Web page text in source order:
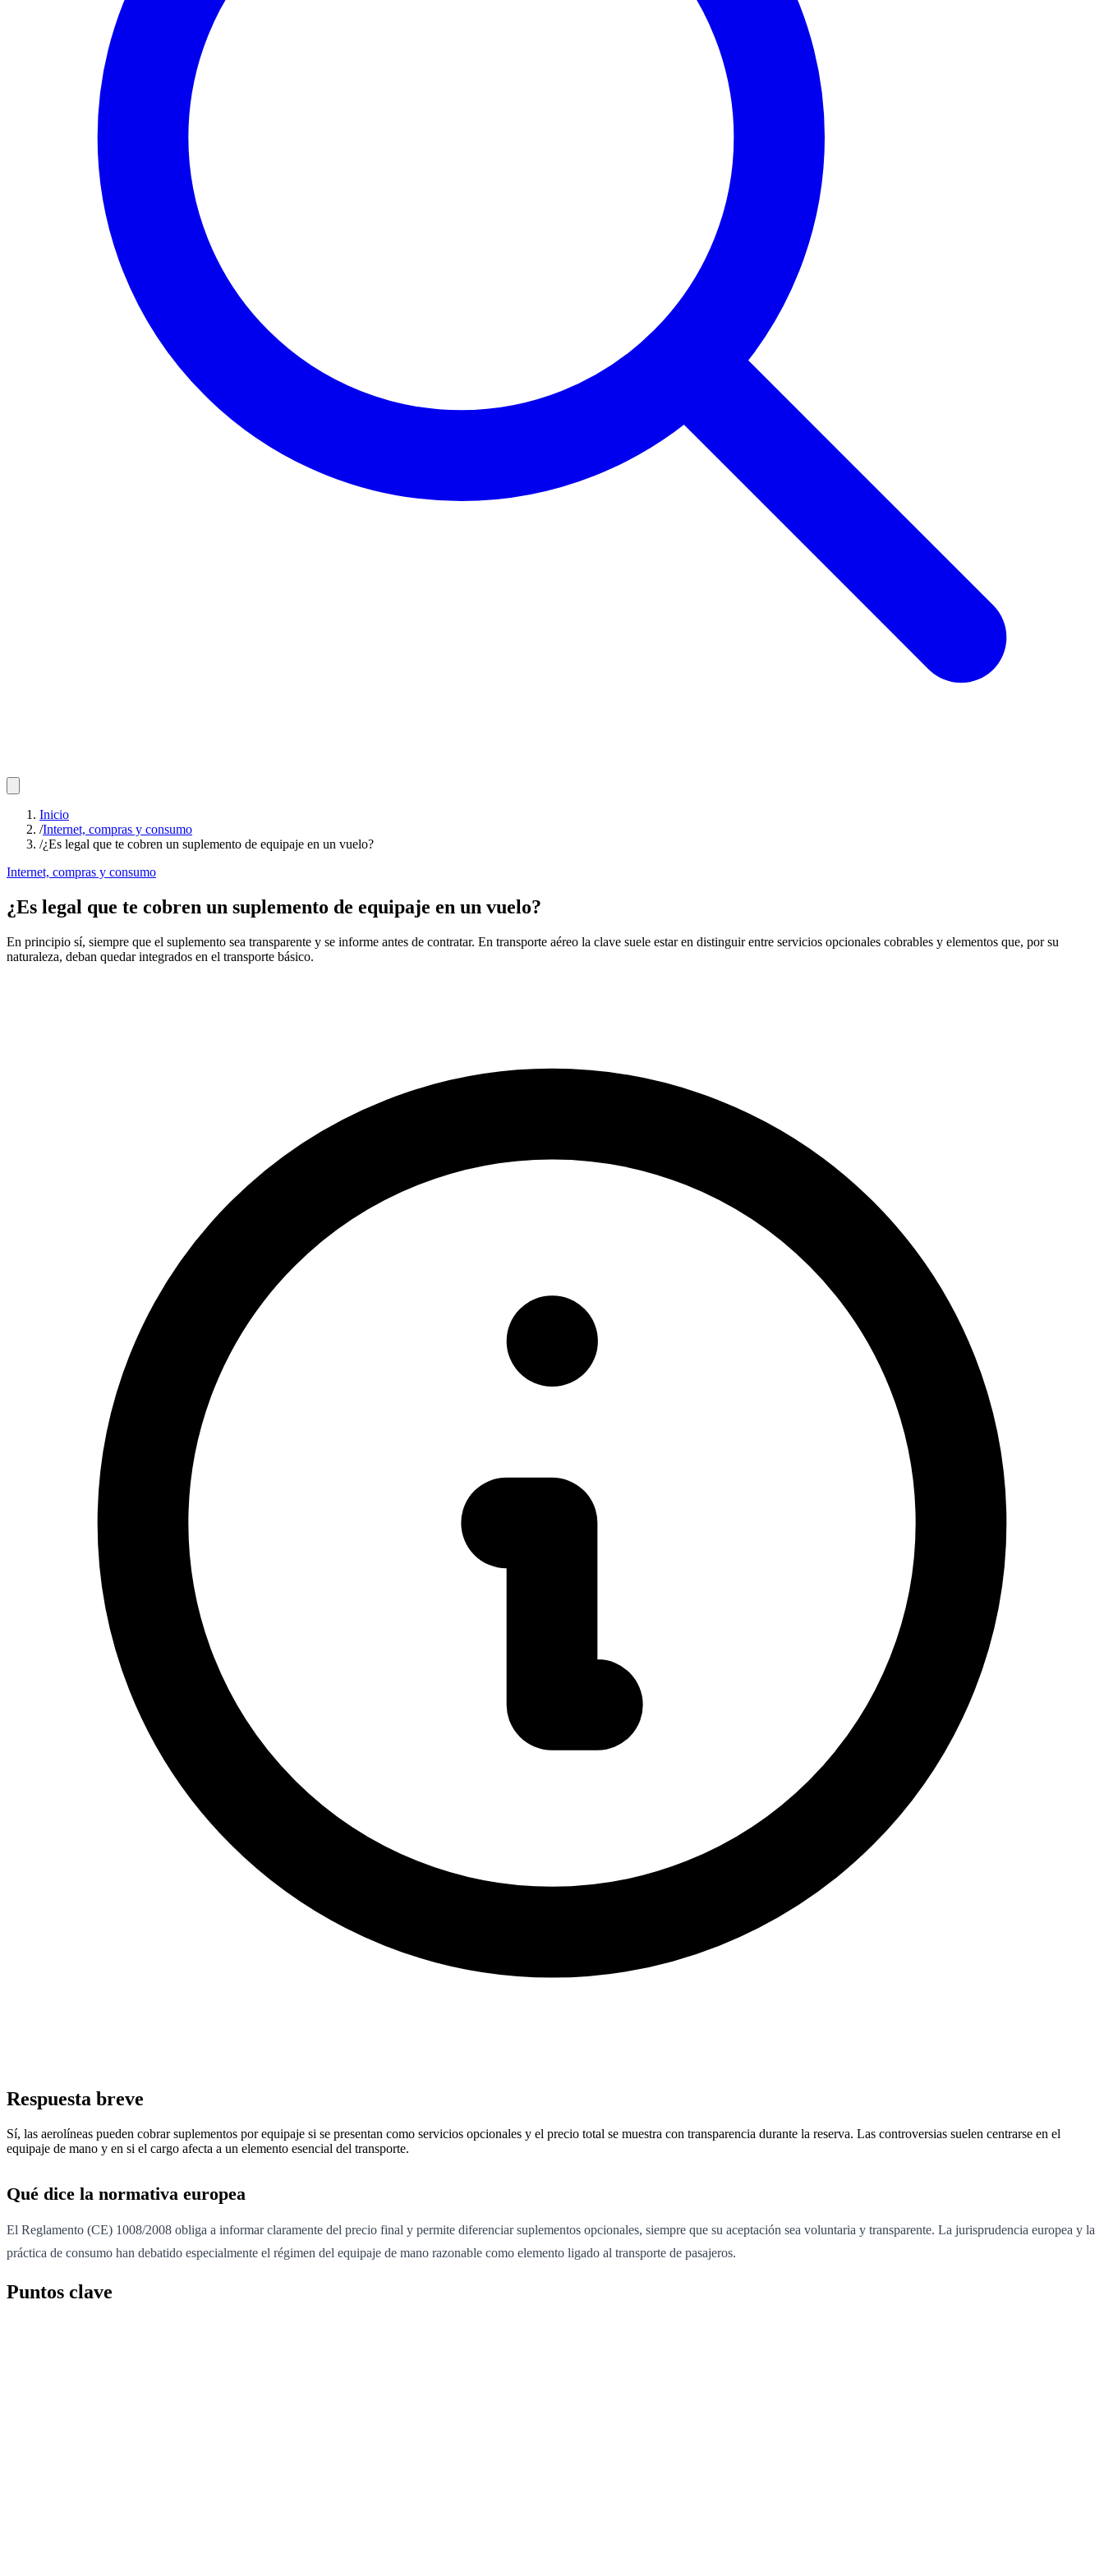
Inicio
/Internet, compras y consumo
/¿Es legal que te cobren un suplemento de equipaje en un vuelo?
Internet, compras y consumo
¿Es legal que te cobren un suplemento de equipaje en un vuelo?
En principio sí, siempre que el suplemento sea transparente y se informe antes de contratar. En transporte aéreo la clave suele estar en distinguir entre servicios opcionales cobrables y elementos que, por su
naturaleza, deban quedar integrados en el transporte básico.
Respuesta breve
Sí, las aerolíneas pueden cobrar suplementos por equipaje si se presentan como servicios opcionales y el precio total se muestra con transparencia durante la reserva. Las controversias suelen centrarse en el
equipaje de mano y en si el cargo afecta a un elemento esencial del transporte.
Qué dice la normativa europea
El Reglamento (CE) 1008/2008 obliga a informar claramente del precio final y permite diferenciar suplementos opcionales, siempre que su aceptación sea voluntaria y transparente. La jurisprudencia europea y la
práctica de consumo han debatido especialmente el régimen del equipaje de mano razonable como elemento ligado al transporte de pasajeros.
Puntos clave